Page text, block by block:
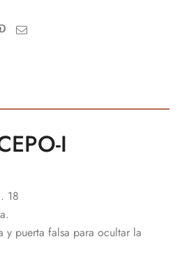
Pinterest
Email
I
18
y puerta falsa para ocultar la